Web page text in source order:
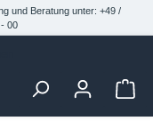
und Beratung unter: +49 /
00